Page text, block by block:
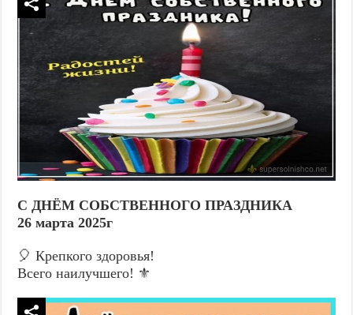
С ДНЁМ СОБСТВЕННОГО ПРАЗДНИКА
26 марта 2025г
🎈 Крепкого здоровья!
Всего наилучшего! ⚜️